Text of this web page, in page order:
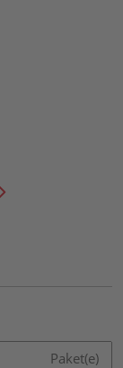
Paket(e)